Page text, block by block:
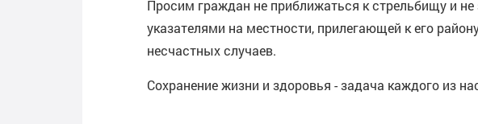
Просим граждан не приближаться к стрельбищу и
указателями на местности, прилегающей к его
несчастных случаев.
Сохранение жизни и здоровья - задача каждого из